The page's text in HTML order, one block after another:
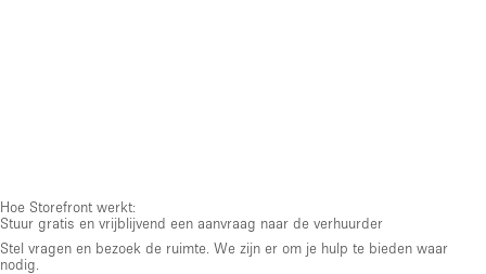
Hoe Storefront werkt:
Stuur gratis en vrijblijvend een aanvraag naar de verhuurder
Stel vragen en bezoek de ruimte. We zijn er om je hulp te bieden waar
nodig.